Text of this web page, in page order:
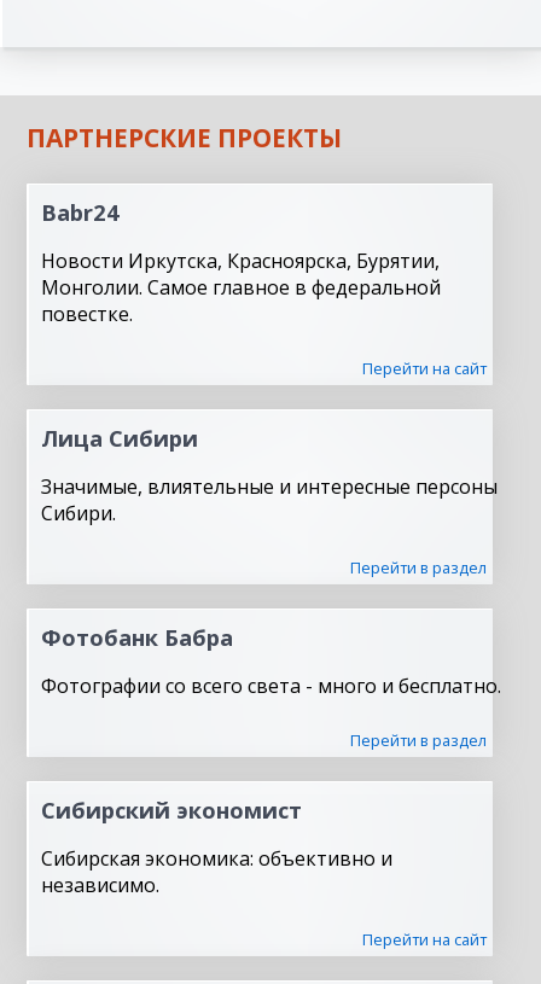
ПАРТНЕРСКИЕ ПРОЕКТЫ
Babr24
Новости Иркутска, Красноярска, Бурятии,
Монголии. Самое главное в федеральной
повестке.
Перейти на сайт
Лица Сибири
Значимые, влиятельные и интересные персоны
Сибири.
Перейти в раздел
Фотобанк Бабра
Фотографии со всего света - много и бесплатно.
Перейти в раздел
Сибирский экономист
Сибирская экономика: объективно и
независимо.
Перейти на сайт